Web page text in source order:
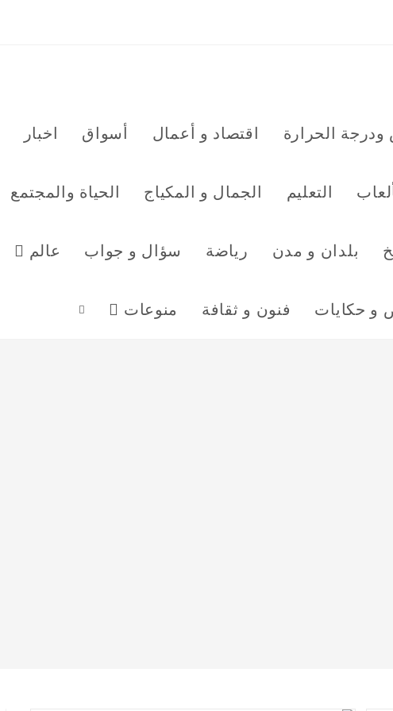
الحرارة اقتصاد و أعمال أسواق اخبار
التعليم الجمال و المكياج الحياة والمجتمع
بلدان و مدن رياضة سؤال و جواب عالم
حكايات فنون و ثقافة منوعات